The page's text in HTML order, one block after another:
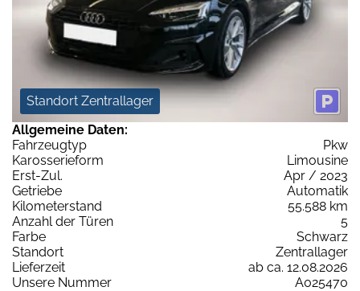
Standort Zentrallager
Allgemeine Daten:
Fahrzeugtyp
Pkw
Karosserieform
Limousine
Erst-Zul.
Apr / 2023
Getriebe
Automatik
Kilometerstand
55.588 km
Anzahl der Türen
5
Farbe
Schwarz
Standort
Zentrallager
Lieferzeit
ab ca. 12.08.2026
Unsere Nummer
A025470